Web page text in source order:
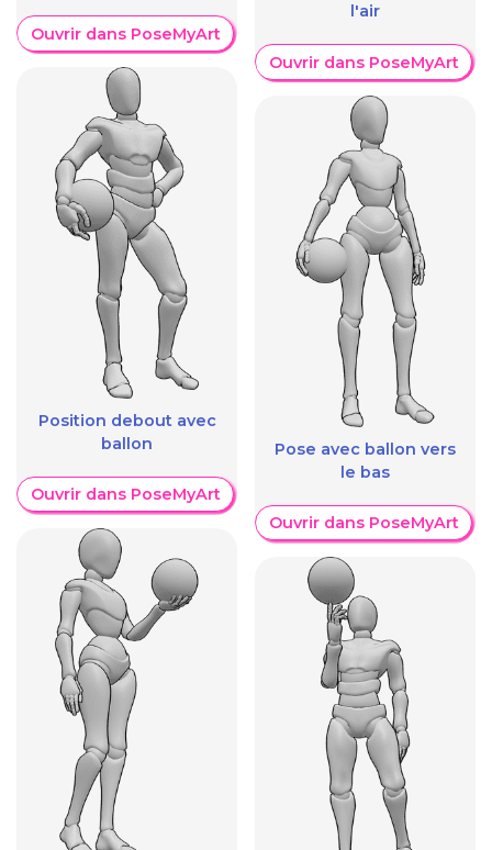
Ouvrir dans PoseMyArt
Position debout avec
ballon
Ouvrir dans PoseMyArt
l'air
Ouvrir dans PoseMyArt
Pose avec ballon vers
le bas
Ouvrir dans PoseMyArt